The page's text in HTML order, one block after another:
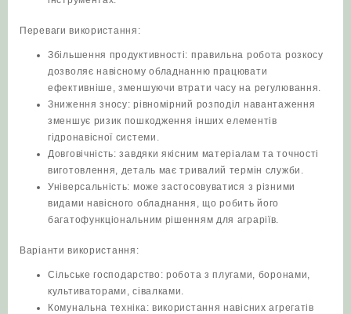
Переваги використання:
Збільшення продуктивності: правильна робота розкосу
дозволяє навісному обладнанню працювати
ефективніше, зменшуючи втрати часу на регулювання.
Зниження зносу: рівномірний розподіл навантаження
зменшує ризик пошкодження інших елементів
гідронавісної системи.
Довговічність: завдяки якісним матеріалам та точності
виготовлення, деталь має тривалий термін служби.
Універсальність: може застосовуватися з різними
видами навісного обладнання, що робить його
багатофункціональним рішенням для аграріїв.
Варіанти використання:
Сільське господарство: робота з плугами, боронами,
культиваторами, сівалками.
Комунальна техніка: використання навісних агрегатів